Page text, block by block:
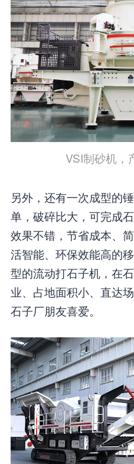
VSI制砂机，
另外，还有一次成型的
单，破碎比大，可完成
效果不错，节省成本、
活智能、环保效能高的
型的流动打石子机，在
业、占地面积小、直达
石子厂朋友喜爱。